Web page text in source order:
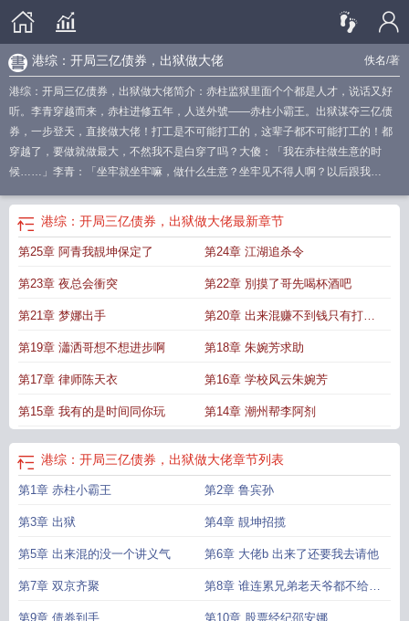
佚名/著
港综：开局三亿债券，出狱做大佬
港综：开局三亿债券，出狱做大佬简介：赤柱监狱里面个个都是人才，说话又好
听。李青穿越而来，赤柱进修五年，人送外號——赤柱小霸王。出狱谋夺三亿债
券，一步登天，直接做大佬！打工是不可能打工的，这辈子都不可能打工的！都
穿越了，要做就做最大，不然我不是白穿了吗？大傻：「我在赤柱做生意的时
候……」李青：「坐牢就坐牢嘛，做什么生意？坐牢见不得人啊？以后跟我
了！」李青：「你教的
港综开局三亿债券 出狱做大佬免费
做大佬
三亿债券出狱做大佬免费港综开局三亿债券出狱做大佬出狱做大佬小羽哒哒
开局三亿债券出狱做大佬笔趣阁
港综：开局三亿债券，出狱做大佬最新章节
第25章 阿青我靚坤保定了 第24章 江湖追杀令
第23章 夜总会衝突 第22章 別摸了哥先喝杯酒吧
第21章 梦娜出手 第20章 出来混赚不到钱只有打赤
脚
第19章 瀟洒哥想不想进步啊 第18章 朱婉芳求助
第17章 律师陈天衣 第16章 学校风云朱婉芳
第15章 我有的是时间同你玩 第14章 潮州帮李阿剂
港综：开局三亿债券，出狱做大佬章节列表
第1章 赤柱小霸王 第2章 鲁宾孙
第3章 出狱 第4章 靚坤招揽
第5章 出来混的没一个讲义气 第6章 大佬b 出来了还要我去请他
第7章 双京齐聚 第8章 谁连累兄弟老天爷都不给面
子
第9章 债券到手 第10章 股票经纪邵安娜